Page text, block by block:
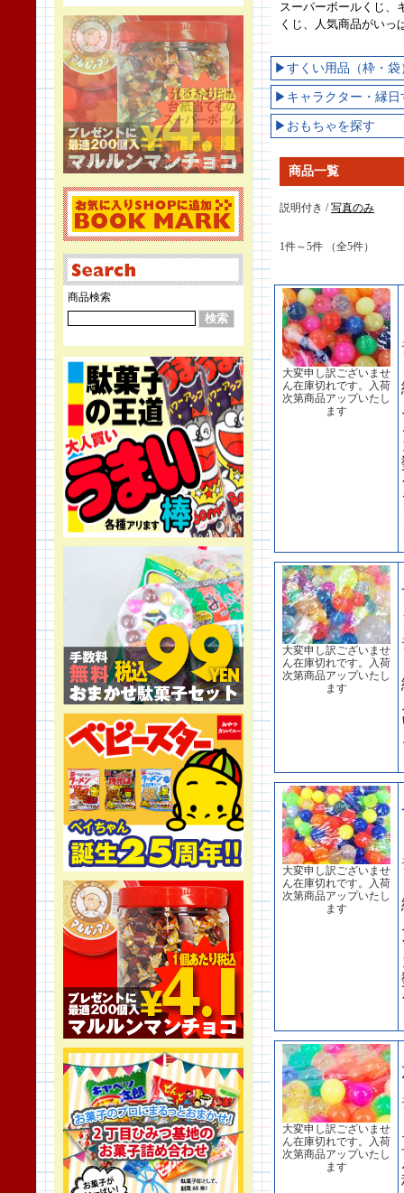
商品検索
スーパーボールくじ、
くじ、人気商品がいっ
▶すくい用品（枠・袋
▶キャラクター・縁日
▶おもちゃを探す
商品一覧
説明付き /写真のみ
1件～5件 （全5件）
大変申し訳ございませ
ん在庫切れです。入荷
次第商品アップいたし
ます
大変申し訳ございませ
ん在庫切れです。入荷
次第商品アップいたし
ます
大変申し訳ございませ
ん在庫切れです。入荷
次第商品アップいたし
ます
大変申し訳ございませ
ん在庫切れです。入荷
次第商品アップいたし
ます